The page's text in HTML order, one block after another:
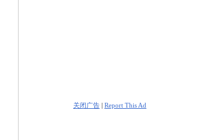
关闭广告 | Report This Ad